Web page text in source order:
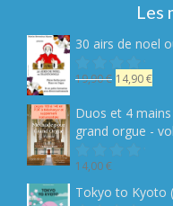
Les
30 airs de noel
Notesur
5
19,90€ Le
initial
était :
19,90 €.
14,90€Le
est
Duos et 4
grand orgue -
Note
5
14,00€
Tokyo to Kyoto